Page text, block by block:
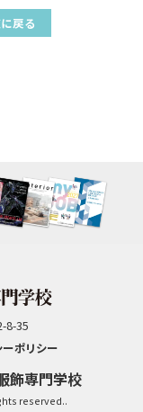
戻る
8-35
ポリシー
飾専門学校
reserved..